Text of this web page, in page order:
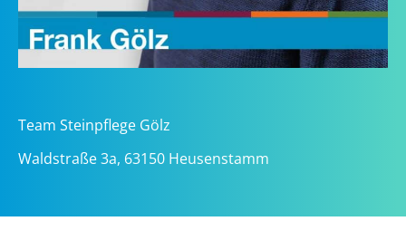
Team Steinpflege Gölz
Waldstraße 3a, 63150 Heusenstamm